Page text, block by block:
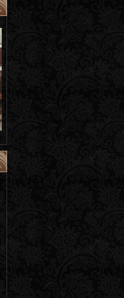
Giường Ngủ Victoria Tân Cổ
Vàng | Đồ Gỗ Phú Hải GN176